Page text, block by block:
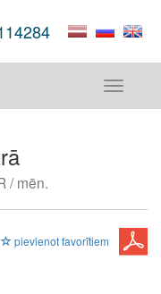
Toggle
/ mēn.
pievienot favorītiem